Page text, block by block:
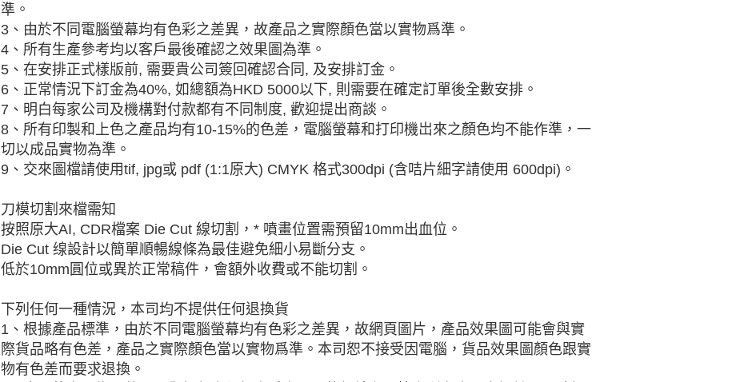
準。
3、由於不同電腦螢幕均有色彩之差異，故產品之實際顏色當以實物爲準。
4、所有生產參考均以客戶最後確認之效果圖為準。
5、在安排正式樣版前, 需要貴公司簽回確認合同, 及安排訂金。
6、正常情況下訂金為40%, 如總額為HKD 5000以下, 則需要在確定訂單後全數安排。
7、明白每家公司及機構對付款都有不同制度, 歡迎提出商談。
8、所有印製和上色之產品均有10-15%的色差，電腦螢幕和打印機岀來之顏色均不能作準，一
切以成品實物為準。
9、交來圖檔請使用tif, jpg或 pdf (1:1原大) CMYK 格式300dpi (含咭片細字請使用 600dpi)。
刀模切割來檔需知
按照原大AI, CDR檔案 Die Cut 線切割，* 噴畫位置需預留10mm出血位。
Die Cut 缐設計以簡單順暢線條為最佳避免細小易斷分支。
低於10mm圓位或異於正常稿件，會額外收費或不能切割。
下列任何一種情況，本司均不提供任何退換貨
1、根據產品標準，由於不同電腦螢幕均有色彩之差異，故網頁圖片，產品效果圖可能會與實
際貨品略有色差，產品之實際顏色當以實物爲準。本司恕不接受因電腦，貨品效果圖顏色跟實
物有色差而要求退換。